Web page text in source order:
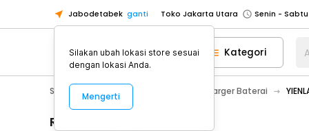
Jabodetabek ganti Toko Jakarta Utara
Toko Tangerang
Toko Cikupa
Pick n Go Jakarta Barat
Senin -
Pick n Go Bekasi
Senin - Jumat
Senin - Jumat
Kategori
Sport & Outdoor Charger Baterai
Rincian Produk
Silakan ubah lokasi store sesuai
dengan lokasi Anda.
Mengerti